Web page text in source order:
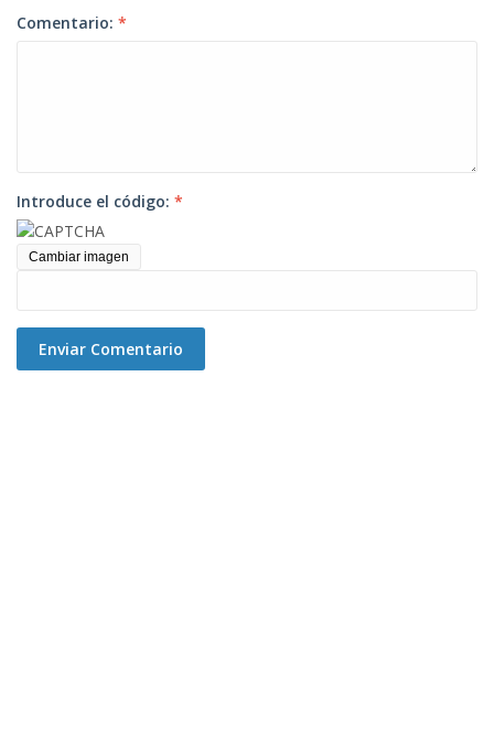
Comentario: *
Introduce el código: *
Cambiar imagen
Enviar Comentario